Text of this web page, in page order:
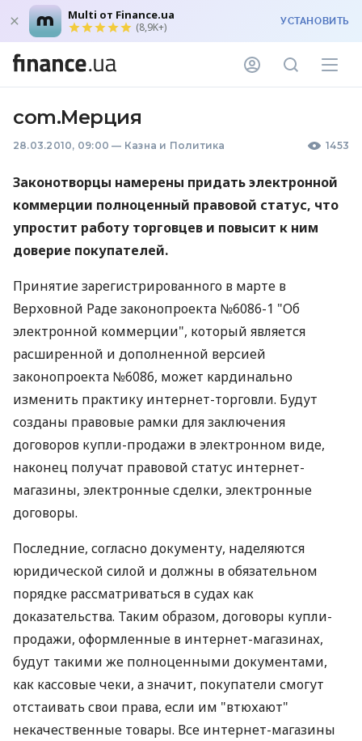
Multi от Finance.ua
(8,9K+) УСТАНОВИТЬ
com.Мерция
28.03.2010, 09:00 — Казна и Политика 1453
Законотворцы намерены придать электронной
коммерции полноценный правовой статус, что
упростит работу торговцев и повысит к ним
доверие покупателей.
Принятие зарегистрированного в марте в
Верховной Раде законопроекта №6086-1 "Об
электронной коммерции", который является
расширенной и дополненной версией
законопроекта №6086, может кардинально
изменить практику интернет-торговли. Будут
созданы правовые рамки для заключения
договоров купли-продажи в электронном виде,
наконец получат правовой статус интернет-
магазины, электронные сделки, электронные
договоры.
Последние, согласно документу, наделяются
юридической силой и должны в обязательном
порядке рассматриваться в судах как
доказательства. Таким образом, договоры купли-
продажи, оформленные в интернет-магазинах,
будут такими же полноценными документами,
как кассовые чеки, а значит, покупатели смогут
отстаивать свои права, если им "втюхают"
некачественные товары. Все интернет-магазины